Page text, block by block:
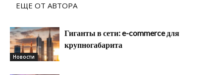
ЕЩЕ ОТ АВТОРА
Новости
Гиганты в сети: e-commerce для
крупногабарита